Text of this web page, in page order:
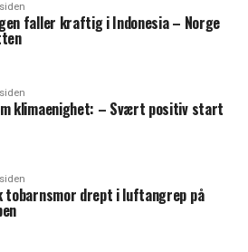
faller kraftig i Indonesia – Norge
klimaenighet: – Svært positiv start
tobarnsmor drept i luftangrep på